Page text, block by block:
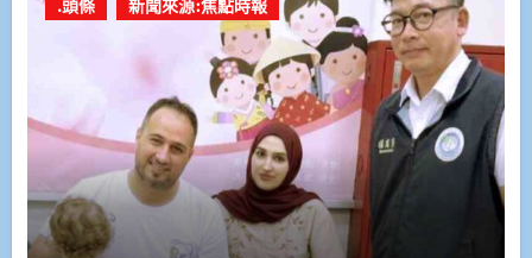
.頭條 新聞來源:焦點時報